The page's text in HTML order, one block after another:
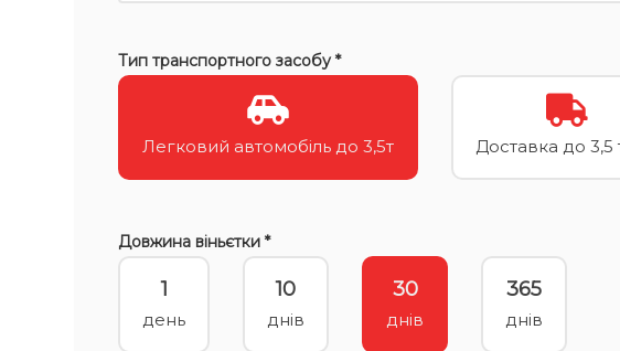
Тип транспортного засобу *
Легковий автомобіль до 3,5т Доставка до 3,5
Довжина віньєтки *
1
день
10
днів
30
днів
365
днів